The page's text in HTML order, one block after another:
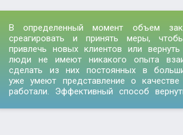
В определенный момент объем
среагировать и принять меры,
привлечь новых клиентов или
люди не имеют никакого опыта
сделать из них постоянных в
уже умеют представление о
работали. Эффективный способ